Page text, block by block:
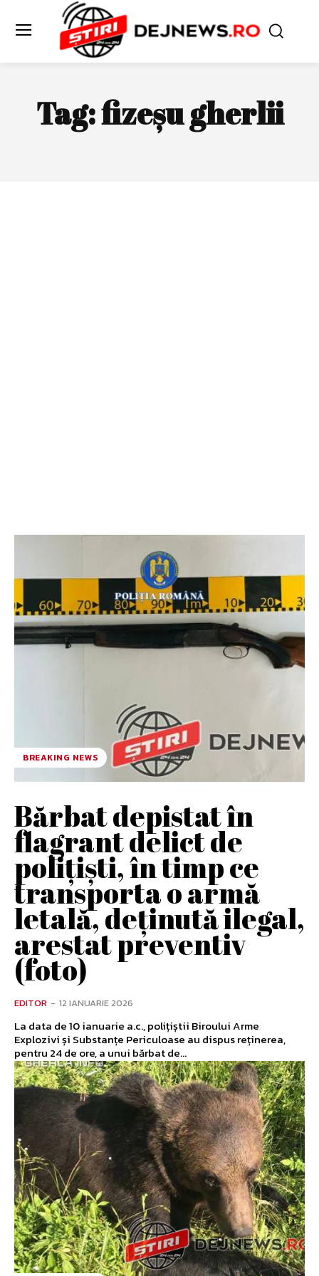
Tag:fizeșu gherlii
BREAKING NEWS
Bărbat depistat în
flagrant delict de
polițiști, în timp ce
transporta o armă
letală, deținută ilegal,
arestat preventiv
(foto)
EDITOR - 12 IANUARIE 2026
La data de 10 ianuarie a.c., polițiștii Biroului Arme
Explozivi și Substanțe Periculoase au dispus reținerea,
pentru 24 de ore, a unui bărbat de...